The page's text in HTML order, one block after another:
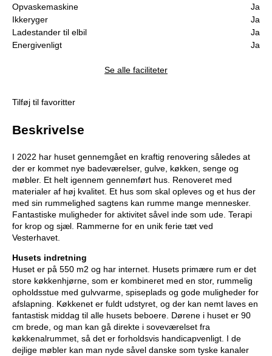
Opvaskemaskine
Ja
Ikkeryger
Ja
Ladestander til elbil
Ja
Energivenligt
Ja
Se alle faciliteter
Tilføj til favoritter
Beskrivelse
I 2022 har huset gennemgået en kraftig renovering således at
der er kommet nye badeværelser, gulve, køkken, senge og
møbler. Et helt igennem gennemført hus. Renoveret med
materialer af høj kvalitet. Et hus som skal opleves og et hus der
med sin rummelighed sagtens kan rumme mange mennesker.
Fantastiske muligheder for aktivitet såvel inde som ude. Terapi
for krop og sjæl. Rammerne for en unik ferie tæt ved
Vesterhavet.
Husets indretning
Huset er på 550 m2 og har internet. Husets primære rum er det
store køkkenhjørne, som er kombineret med en stor, rummelig
opholdsstue med gulvvarme, spiseplads og gode muligheder for
afslapning. Køkkenet er fuldt udstyret, og der kan nemt laves en
fantastisk middag til alle husets beboere. Dørene i huset er 90
cm brede, og man kan gå direkte i soveværelset fra
køkkenalrummet, så det er forholdsvis handicapvenligt. I de
dejlige møbler kan man nyde såvel danske som tyske kanaler